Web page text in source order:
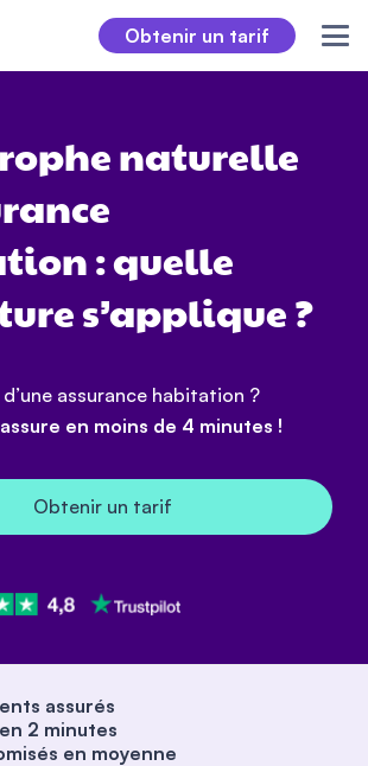
Obtenir un tarif
naturelle
: quelle
s’applique ?
assurance habitation ?
en moins de 4 minutes !
Obtenir un tarif
assurés
2 minutes
en moyenne